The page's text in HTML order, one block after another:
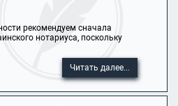
рекомендуем сначала
нотариуса, поскольку
Читать далее...